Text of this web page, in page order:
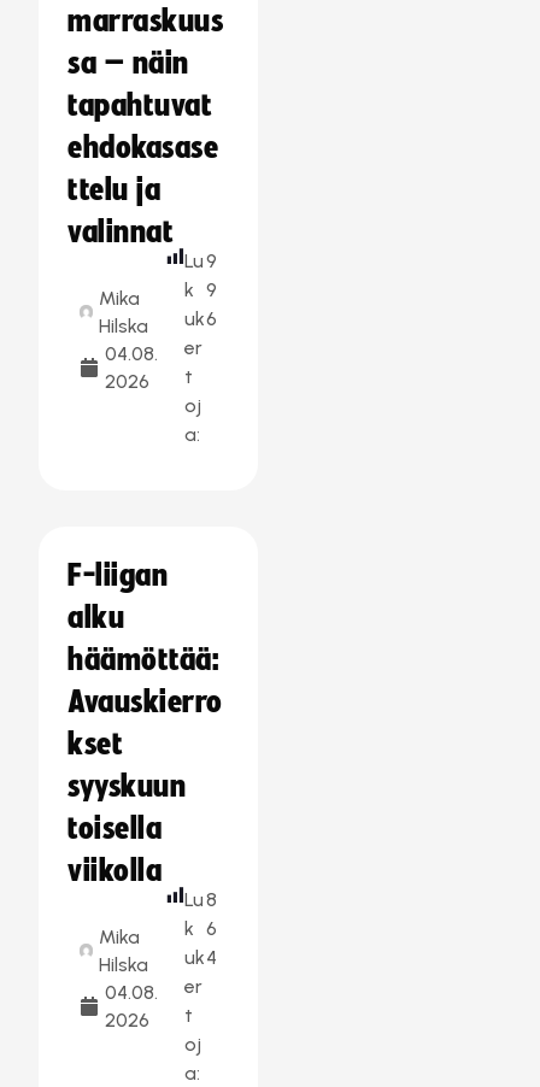
marraskuus
sa – näin
tapahtuvat
ehdokasase
ttelu ja
valinnat
Mika
Hilska
04.08.
2026
Lu
k
uk
er
t
oj
a:
9
9
6
F-liigan
alku
häämöttää:
Avauskierro
kset
syyskuun
toisella
viikolla
Mika
Hilska
04.08.
2026
Lu
k
uk
er
t
oj
a:
8
6
4